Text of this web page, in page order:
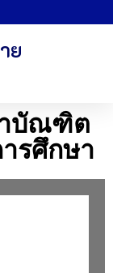
ย
บัณฑิต
รศึกษา